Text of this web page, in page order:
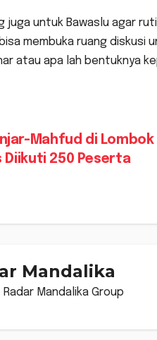
juga untuk Bawaslu agar
membuka ruang
atau apa lah bentuknya
Mahfud di Lombok
Diikuti 250 Peserta
Mandalika
Radar Mandalika Group